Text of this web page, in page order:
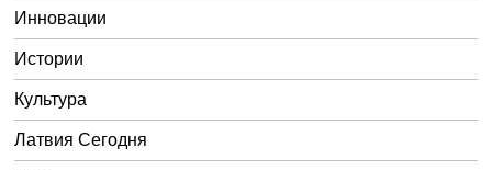
Инновации
Истории
Культура
Латвия Сегодня